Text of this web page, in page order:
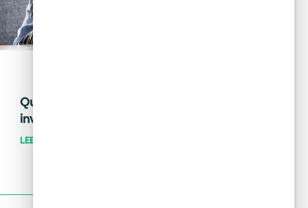
Quiero invertir: ¿cómo distingo una
inversión buena de una mala?
LEER MÁS